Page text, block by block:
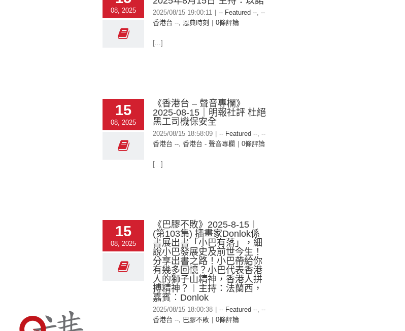
08, 2025 2025/08/15 19:00:11 -- Featured --, --
香港台 --, 恩典時刻 0條評論
[...]
15
08, 2025
《香港台 – 聲音專欄》
2025-08-15｜明報社評 杜絕
黑工司機保安全
2025/08/15 18:58:09 -- Featured --, --
香港台 --, 香港台 - 聲音專欄 0條評論
[...]
15
08, 2025
《巴膠不敗》2025-8-15︱
(第103集) 插畫家Donlok係
書展出書「小巴有落」，細
說小巴發展史及前世今生！
分享出書之路！小巴帶給你
有幾多回憶？小巴代表香港
人的獅子山精神，香港人拼
搏精神？︱主持：法蘭西，
嘉賓︰Donlok
2025/08/15 18:00:38 -- Featured --, --
香港台 --, 巴膠不敗 0條評論